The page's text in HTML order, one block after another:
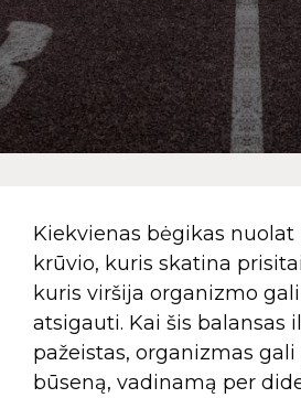
Kiekvienas bėgikas
krūvio, kuris skatina
kuris viršija organizmo
atsigauti. Kai šis balansas
pažeistas, organizmas
būseną, vadinamą per